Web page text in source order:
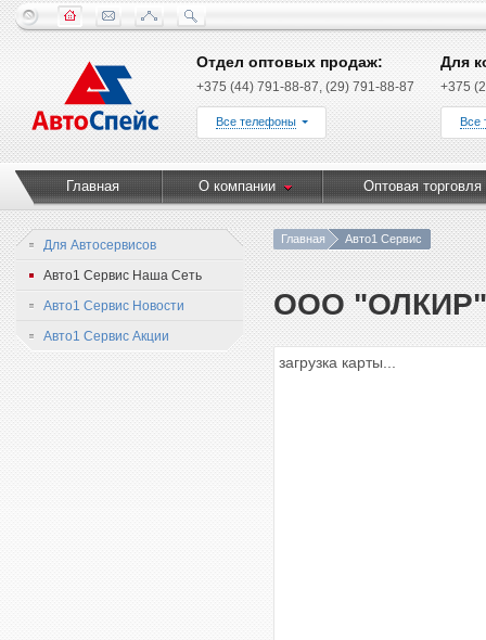
Отдел оптовых продаж:
+375 (44) 791-88-87, (29) 791-88-87
Все телефоны
Для
+375
Все
Главная О компании Оптовая торговля
Для Автосервисов
Авто1 Сервис Наша Сеть
Авто1 Сервис Новости
Авто1 Сервис Акции
Главная Авто1 Сервис
ООО
загрузка карты...